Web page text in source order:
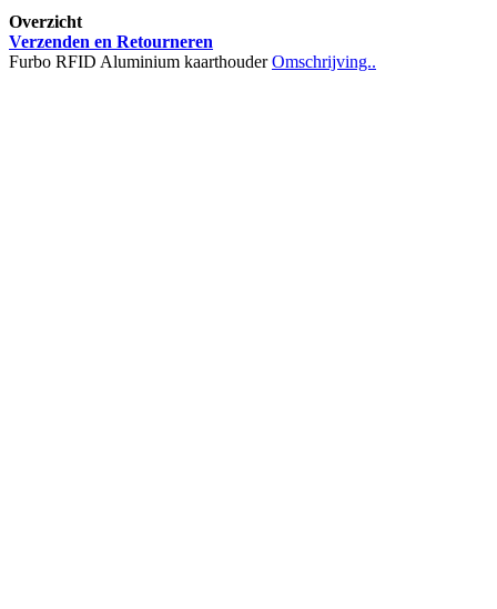
Overzicht
Verzenden en Retourneren
Furbo RFID Aluminium kaarthouderOmschrijving..